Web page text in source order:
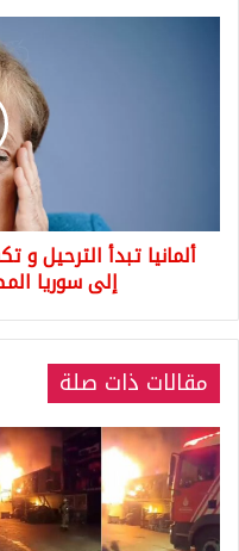
السوريين
من
الفئة
ألمانيا تبدأ الترحيل
إلى سوريا
مقالات ذات صلة